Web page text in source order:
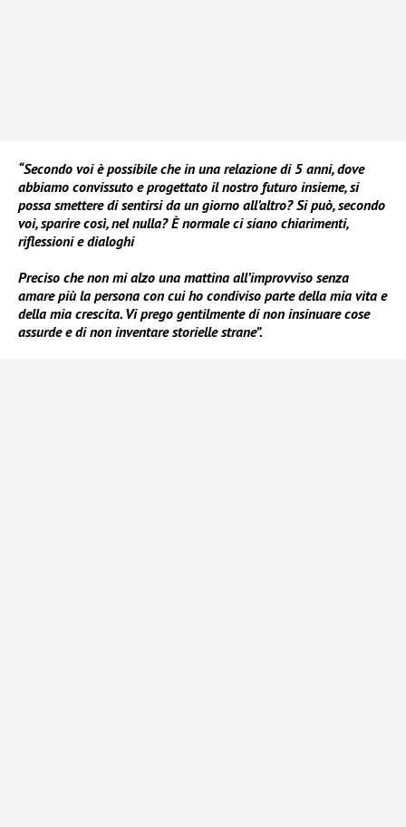
“Secondo voi è possibile che in una relazione di 5 anni, dove
abbiamo convissuto e progettato il nostro futuro insieme, si
possa smettere di sentirsi da un giorno all’altro? Si può, secondo
voi, sparire così, nel nulla? È normale ci siano chiarimenti,
riflessioni e dialoghi
Preciso che non mi alzo una mattina all’improvviso senza
amare più la persona con cui ho condiviso parte della mia vita e
della mia crescita. Vi prego gentilmente di non insinuare cose
assurde e di non inventare storielle strane”.